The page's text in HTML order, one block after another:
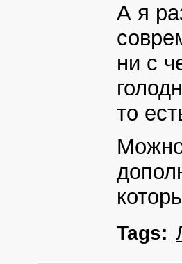
А я
ни с
то
Можно
Tags: